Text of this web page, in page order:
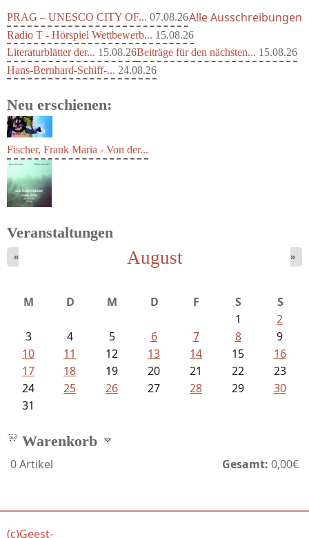
PRAG – UNESCO CITY OF... 07.08.26
Radio T - Hörspiel Wettbewerb... 15.08.26
Literaturblätter der... 15.08.26Beiträge für den nächsten... 15.08.26
Hans-Bernhard-Schiff-... 24.08.26
Alle Ausschreibungen
Neu erschienen:
Sigune Schnabel und Philipp...
Fischer, Frank Maria - Von der...
Veranstaltungen
August
« »
M D M D F S
S
1
2
3
4 5 6 7 8
9
10
11 12 13 14 15
16
17
18 19 20 21 22
23
24
25 26 27 28 29
30
31
Warenkorb
0Artikel Gesamt: 0,00€
(c)Geest-